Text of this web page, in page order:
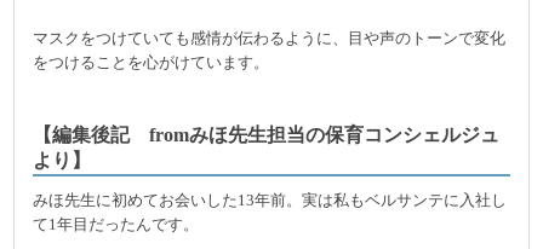
マスクをつけていても感情が伝わるように、目や声のトーンで変化
をつけることを心がけています。
【編集後記 fromみほ先生担当の保育コンシェルジュ
より】
みほ先生に初めてお会いした13年前。実は私もベルサンテに入社し
て1年目だったんです。